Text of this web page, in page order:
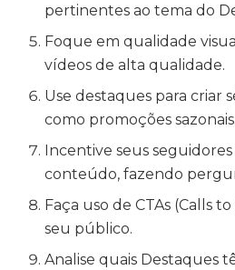
pertinentes ao tema do
Foque em qualidade
vídeos de alta qualidade.
Use destaques para criar
como promoções sazonais.
Incentive seus
conteúdo, fazendo
Faça uso de CTAs (Calls
seu público.
Analise quais Destaques